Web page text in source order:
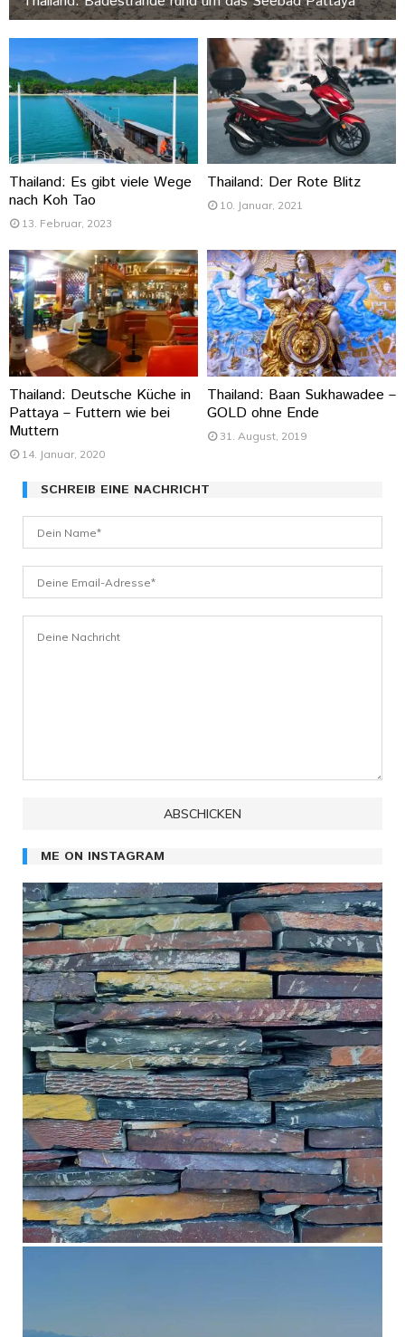
Thailand: Es gibt viele Wege
nach Koh Tao
13. Februar, 2023
Thailand: Der Rote Blitz
10. Januar, 2021
Thailand: Deutsche Küche in
Pattaya – Futtern wie bei
Muttern
14. Januar, 2020
Thailand: Baan Sukhawadee –
GOLD ohne Ende
31. August, 2019
SCHREIB EINE NACHRICHT
ME ON INSTAGRAM